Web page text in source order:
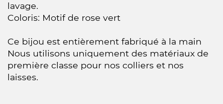
lavage.
Coloris: Motif de rose vert
Ce bijou est entièrement fabriqué à la main
Nous utilisons uniquement des matériaux de
première classe pour nos colliers et nos
laisses.